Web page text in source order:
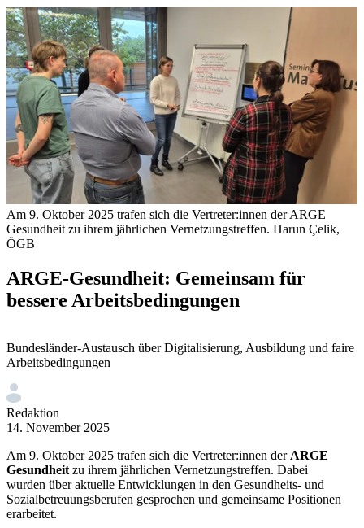
Am 9. Oktober 2025 trafen sich die Vertreter:innen der ARGE
Gesundheit zu ihrem jährlichen Vernetzungstreffen. Harun Çelik,
ÖGB
ARGE-Gesundheit: Gemeinsam für
bessere Arbeitsbedingungen
Bundesländer-Austausch über Digitalisierung, Ausbildung und faire
Arbeitsbedingungen
Redaktion
14. November 2025
Am 9. Oktober 2025 trafen sich die Vertreter:innen der ARGE
Gesundheit zu ihrem jährlichen Vernetzungstreffen. Dabei
wurden über aktuelle Entwicklungen in den Gesundheits- und
Sozialbetreuungsberufen gesprochen und gemeinsame Positionen
erarbeitet.